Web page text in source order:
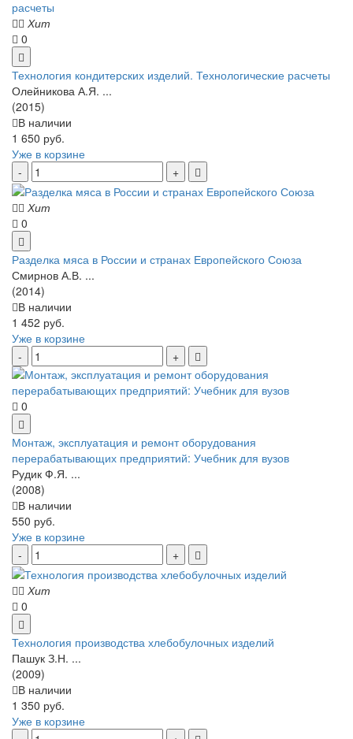
Хит
0
Технология кондитерских изделий. Технологические расчеты
Олейникова А.Я. ...
(2015)
В наличии
1 650 руб.
Уже в корзине
Хит
0
Разделка мяса в России и странах Европейского Союза
Смирнов А.В. ...
(2014)
В наличии
1 452 руб.
Уже в корзине
0
Монтаж, эксплуатация и ремонт оборудования
перерабатывающих предприятий: Учебник для вузов
Рудик Ф.Я. ...
(2008)
В наличии
550 руб.
Уже в корзине
Хит
0
Технология производства хлебобулочных изделий
Пашук З.Н. ...
(2009)
В наличии
1 350 руб.
Уже в корзине